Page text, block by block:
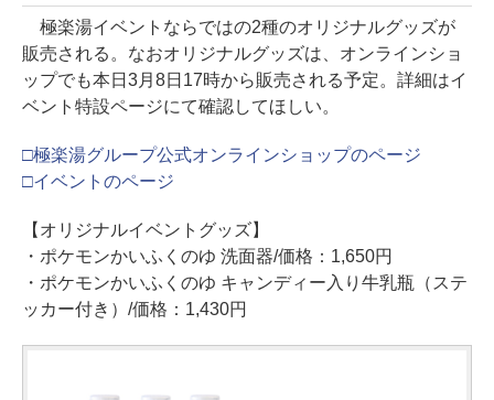
極楽湯イベントならではの2種のオリジナルグッズが
販売される。なおオリジナルグッズは、オンラインショ
ップでも本日3月8日17時から販売される予定。詳細はイ
ベント特設ページにて確認してほしい。
□極楽湯グループ公式オンラインショップのページ
□イベントのページ
【オリジナルイベントグッズ】
・ポケモンかいふくのゆ 洗面器/価格：1,650円
・ポケモンかいふくのゆ キャンディー入り牛乳瓶（ステ
ッカー付き）/価格：1,430円